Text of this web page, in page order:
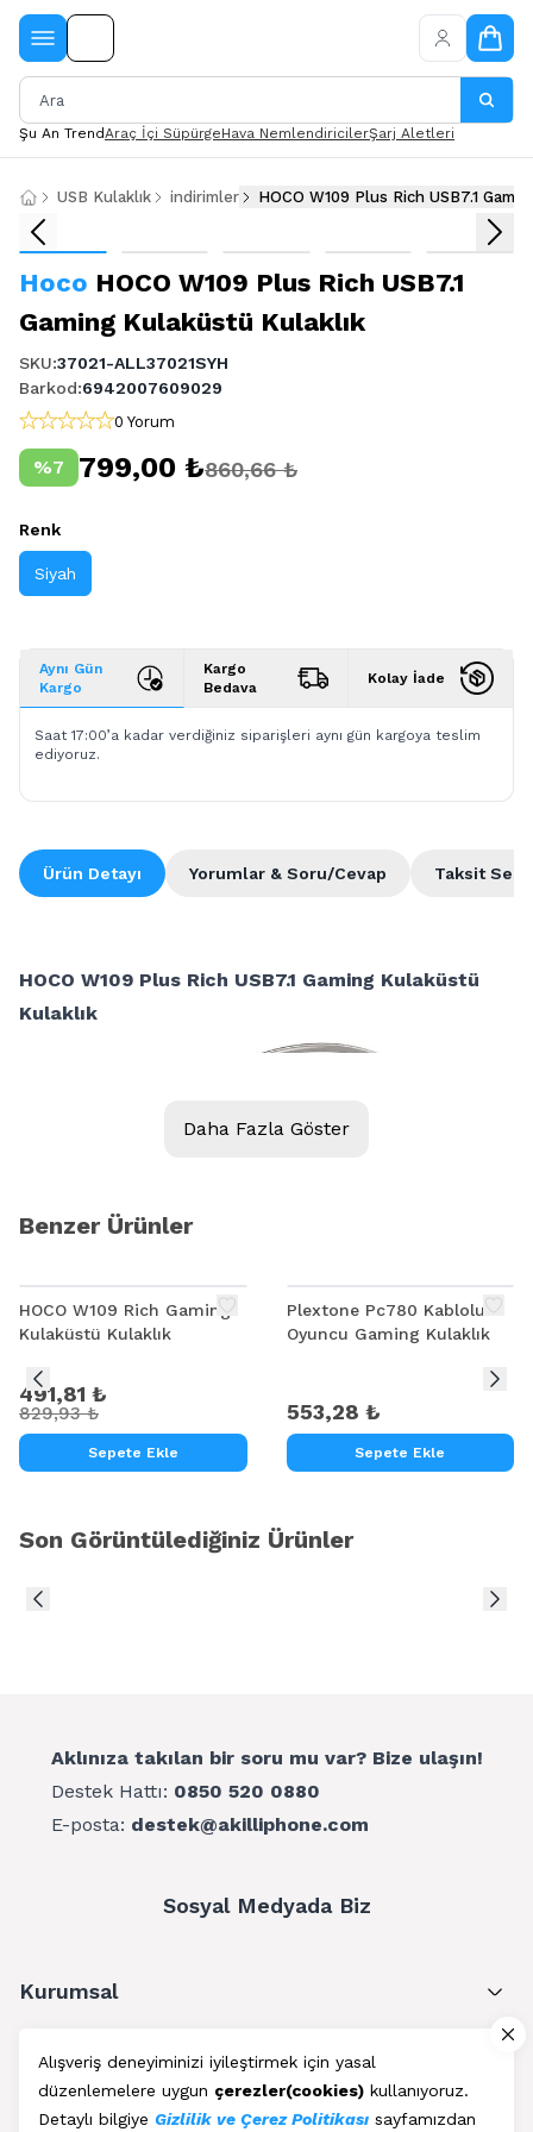
Alışveriş deneyiminizi iyileştirmek için yasal
düzenlemelere uygun çerezler(cookies) kullanıyoruz.
Detaylı bilgiye Gizlilik ve Çerez Politikası sayfamızdan
Şu An TrendAraç İçi SüpürgeHava NemlendiricilerŞarj Aletleri
USB Kulaklık indirimler HOCO W109 Plus Rich USB7.1
Hoco HOCO W109 Plus Rich USB7.1
Gaming Kulaküstü Kulaklık
SKU:37021-ALL37021SYH
Barkod:6942007609029
0 Yorum
%7 799,00 ₺860,66 ₺
Renk
Siyah
Aynı Gün
Kargo
Kargo
Bedava
Kolay İade
Saat 17:00’a kadar verdiğiniz siparişleri aynı gün kargoya teslim
ediyoruz.
Ürün Detayı Taksit
Yorumlar & Soru/Cevap
HOCO W109 Plus Rich USB7.1 Gaming Kulaküstü
Kulaklık
Daha Fazla Göster
Benzer Ürünler
HOCO W109 Rich Gaming
Kulaküstü Kulaklık
491,81 ₺
829,93 ₺
Sepete Ekle
Plextone Pc780 Kablolu
Oyuncu Gaming Kulaklık
553,28 ₺
Sepete Ekle
Son Görüntülediğiniz Ürünler
Aklınıza takılan bir soru mu var? Bize ulaşın!
Destek Hattı: 0850 520 0880
E-posta: destek@akilliphone.com
Sosyal Medyada Biz
Kurumsal
Müşteri Hizmetleri
Üyelik